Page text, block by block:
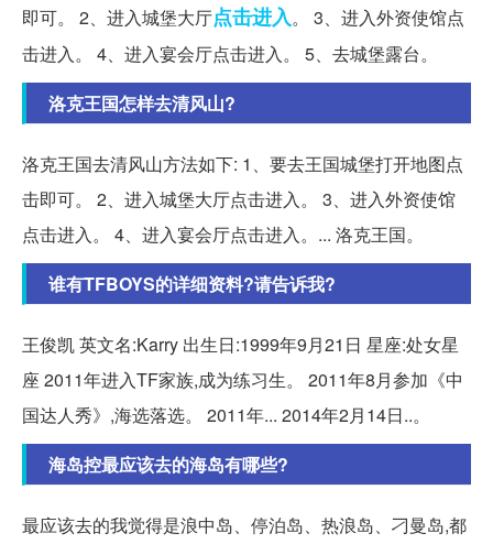
即可。 2、进入城堡大厅点击进入。 3、进入外资使馆点
击进入。 4、进入宴会厅点击进入。 5、去城堡露台。
洛克王国怎样去清风山?
洛克王国去清风山方法如下: 1、要去王国城堡打开地图点
击即可。 2、进入城堡大厅点击进入。 3、进入外资使馆
点击进入。 4、进入宴会厅点击进入。... 洛克王国。
谁有TFBOYS的详细资料?请告诉我?
王俊凯 英文名:Karry 出生日:1999年9月21日 星座:处女星
座 2011年进入TF家族,成为练习生。 2011年8月参加《中
国达人秀》,海选落选。 2011年... 2014年2月14日..。
海岛控最应该去的海岛有哪些?
最应该去的我觉得是浪中岛、停泊岛、热浪岛、刁曼岛,都